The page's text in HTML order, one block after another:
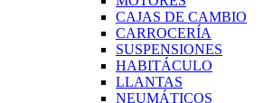
CAJAS DE CAMBIO
CARROCERÍA
SUSPENSIONES
HABITÁCULO
LLANTAS
NEUMÁTICOS